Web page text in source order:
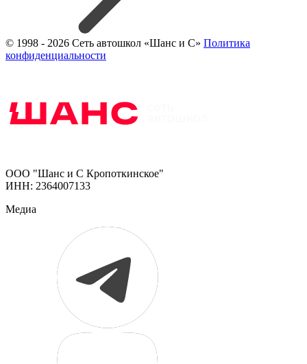
© 1998 - 2026 Сеть автошкол «Шанс и С» Политика
конфиденциальности
ООО "Шанс и С Кропоткинское"
ИНН: 2364007133
Медиа